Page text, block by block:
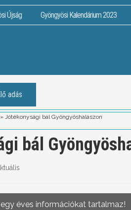
Újság Gyöngyösi Kalendárium 2023
adás
» Jótékonysági bál Gyöngyöshalászon
bál
éves információkat tartalmaz!